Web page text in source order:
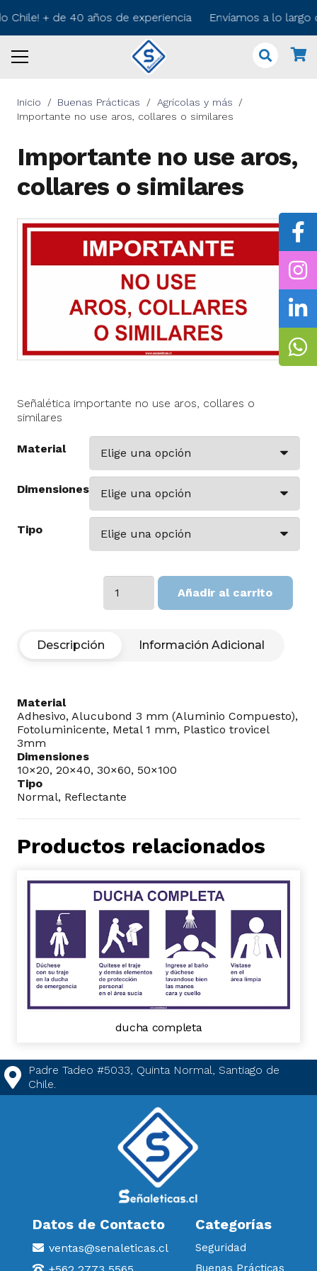
Chile! + de 40 años de experiencia Envíamos a lo
Inicio / Buenas Prácticas / Agrícolas y más
/
Importante no use aros, collares o similares
Importante no use aros,
collares o similares
Señalética importante no use aros, collares o
similares
Material
Dimensiones
Tipo
Importante
no
use
collares
o
Añadir al carrito
Descripción Información Adicional
Material
Adhesivo, Alucubond 3 mm (Aluminio Compuesto),
Fotoluminicente, Metal 1 mm, Plastico trovicel
3mm
Dimensiones
10×20, 20×40, 30×60, 50×100
Tipo
Normal, Reflectante
Productos relacionados
ducha completa
Padre Tadeo #5033, Quinta Normal, Santiago de
Chile.
Datos de Contacto
ventas@senaleticas.cl
Categorías
Seguridad
Buenas Prácticas